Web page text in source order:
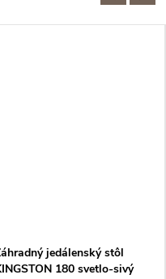
jedálenský stôl
180 svetlo-sivý